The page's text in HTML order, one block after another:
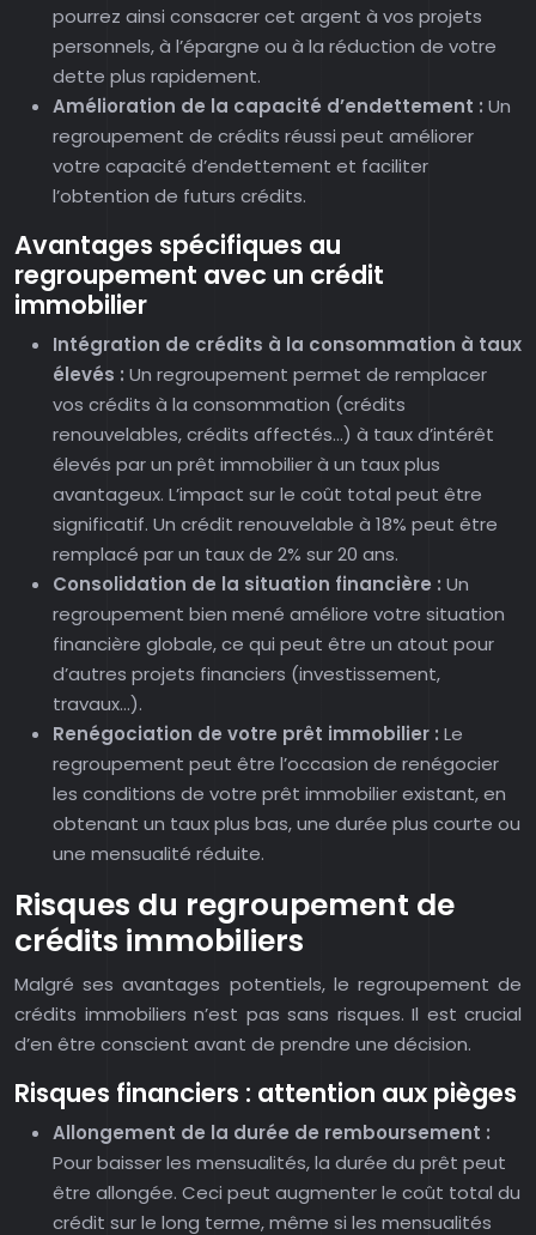
pourrez ainsi consacrer cet argent à vos projets
personnels, à l’épargne ou à la réduction de votre
dette plus rapidement.
Amélioration de la capacité d’endettement : Un
regroupement de crédits réussi peut améliorer
votre capacité d’endettement et faciliter
l’obtention de futurs crédits.
Avantages spécifiques au
regroupement avec un crédit
immobilier
Intégration de crédits à la consommation à taux
élevés : Un regroupement permet de remplacer
vos crédits à la consommation (crédits
renouvelables, crédits affectés…) à taux d’intérêt
élevés par un prêt immobilier à un taux plus
avantageux. L’impact sur le coût total peut être
significatif. Un crédit renouvelable à 18% peut être
remplacé par un taux de 2% sur 20 ans.
Consolidation de la situation financière : Un
regroupement bien mené améliore votre situation
financière globale, ce qui peut être un atout pour
d’autres projets financiers (investissement,
travaux…).
Renégociation de votre prêt immobilier : Le
regroupement peut être l’occasion de renégocier
les conditions de votre prêt immobilier existant, en
obtenant un taux plus bas, une durée plus courte ou
une mensualité réduite.
Risques du regroupement de
crédits immobiliers
Malgré ses avantages potentiels, le regroupement de
crédits immobiliers n’est pas sans risques. Il est crucial
d’en être conscient avant de prendre une décision.
Risques financiers : attention aux pièges
Allongement de la durée de remboursement :
Pour baisser les mensualités, la durée du prêt peut
être allongée. Ceci peut augmenter le coût total du
crédit sur le long terme, même si les mensualités